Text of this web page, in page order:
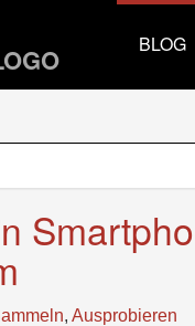
BLOG
, Ausprobieren